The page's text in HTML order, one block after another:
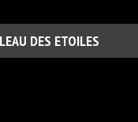
DES ETOILES